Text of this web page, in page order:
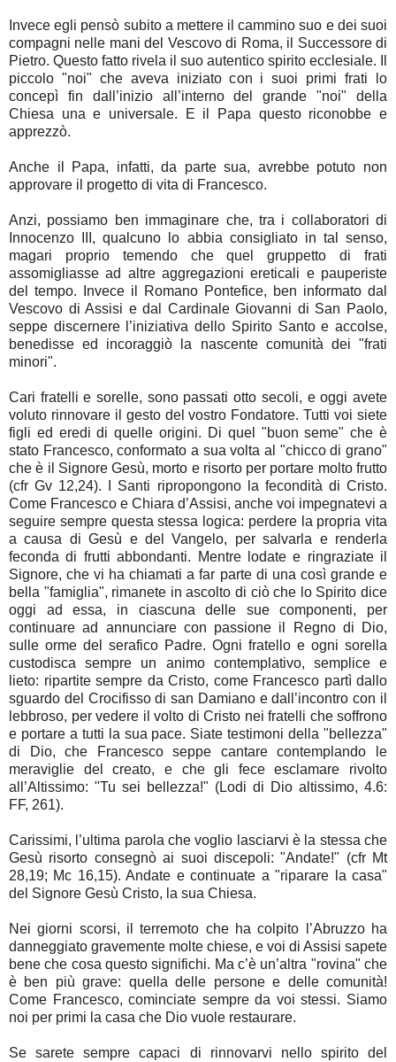
Invece egli pensò subito a mettere il cammino suo e dei suoi
compagni nelle mani del Vescovo di Roma, il Successore di
Pietro. Questo fatto rivela il suo autentico spirito ecclesiale. Il
piccolo "noi" che aveva iniziato con i suoi primi frati lo
concepì fin dall’inizio all’interno del grande "noi" della
Chiesa una e universale. E il Papa questo riconobbe e
apprezzò.
Anche il Papa, infatti, da parte sua, avrebbe potuto non
approvare il progetto di vita di Francesco.
Anzi, possiamo ben immaginare che, tra i collaboratori di
Innocenzo III, qualcuno lo abbia consigliato in tal senso,
magari proprio temendo che quel gruppetto di frati
assomigliasse ad altre aggregazioni ereticali e pauperiste
del tempo. Invece il Romano Pontefice, ben informato dal
Vescovo di Assisi e dal Cardinale Giovanni di San Paolo,
seppe discernere l’iniziativa dello Spirito Santo e accolse,
benedisse ed incoraggiò la nascente comunità dei "frati
minori".
Cari fratelli e sorelle, sono passati otto secoli, e oggi avete
voluto rinnovare il gesto del vostro Fondatore. Tutti voi siete
figli ed eredi di quelle origini. Di quel "buon seme" che è
stato Francesco, conformato a sua volta al "chicco di grano"
che è il Signore Gesù, morto e risorto per portare molto frutto
(cfr Gv 12,24). I Santi ripropongono la fecondità di Cristo.
Come Francesco e Chiara d’Assisi, anche voi impegnatevi a
seguire sempre questa stessa logica: perdere la propria vita
a causa di Gesù e del Vangelo, per salvarla e renderla
feconda di frutti abbondanti. Mentre lodate e ringraziate il
Signore, che vi ha chiamati a far parte di una così grande e
bella "famiglia", rimanete in ascolto di ciò che lo Spirito dice
oggi ad essa, in ciascuna delle sue componenti, per
continuare ad annunciare con passione il Regno di Dio,
sulle orme del serafico Padre. Ogni fratello e ogni sorella
custodisca sempre un animo contemplativo, semplice e
lieto: ripartite sempre da Cristo, come Francesco partì dallo
sguardo del Crocifisso di san Damiano e dall’incontro con il
lebbroso, per vedere il volto di Cristo nei fratelli che soffrono
e portare a tutti la sua pace. Siate testimoni della "bellezza"
di Dio, che Francesco seppe cantare contemplando le
meraviglie del creato, e che gli fece esclamare rivolto
all’Altissimo: "Tu sei bellezza!" (Lodi di Dio altissimo, 4.6:
FF, 261).
Carissimi, l’ultima parola che voglio lasciarvi è la stessa che
Gesù risorto consegnò ai suoi discepoli: "Andate!" (cfr Mt
28,19; Mc 16,15). Andate e continuate a "riparare la casa"
del Signore Gesù Cristo, la sua Chiesa.
Nei giorni scorsi, il terremoto che ha colpito l’Abruzzo ha
danneggiato gravemente molte chiese, e voi di Assisi sapete
bene che cosa questo significhi. Ma c’è un’altra "rovina" che
è ben più grave: quella delle persone e delle comunità!
Come Francesco, cominciate sempre da voi stessi. Siamo
noi per primi la casa che Dio vuole restaurare.
Se sarete sempre capaci di rinnovarvi nello spirito del